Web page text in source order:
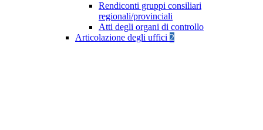
Rendiconti gruppi consiliari
regionali/provinciali
Atti degli organi di controllo
Articolazione degli uffici 2